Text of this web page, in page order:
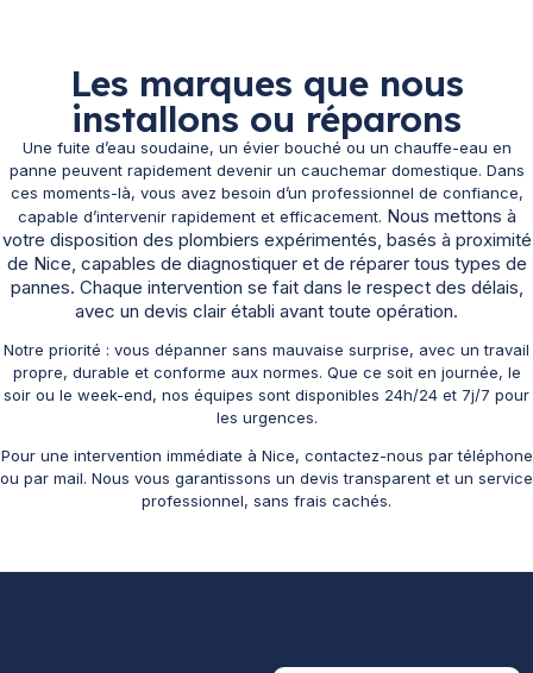
Les marques que nous
installons ou réparons
Une fuite d’eau soudaine, un évier bouché ou un chauffe-eau en
panne peuvent rapidement devenir un cauchemar domestique. Dans
ces moments-là, vous avez besoin d’un professionnel de confiance,
capable d’intervenir rapidement et efficacement. Nous mettons à
votre disposition des plombiers expérimentés, basés à proximité
de Nice, capables de diagnostiquer et de réparer tous types de
pannes. Chaque intervention se fait dans le respect des délais,
avec un devis clair établi avant toute opération.
Notre priorité : vous dépanner sans mauvaise surprise, avec un travail
propre, durable et conforme aux normes. Que ce soit en journée, le
soir ou le week-end, nos équipes sont disponibles 24h/24 et 7j/7 pour
les urgences.
Pour une intervention immédiate à Nice, contactez-nous par téléphone
ou par mail. Nous vous garantissons un devis transparent et un service
professionnel, sans frais cachés.